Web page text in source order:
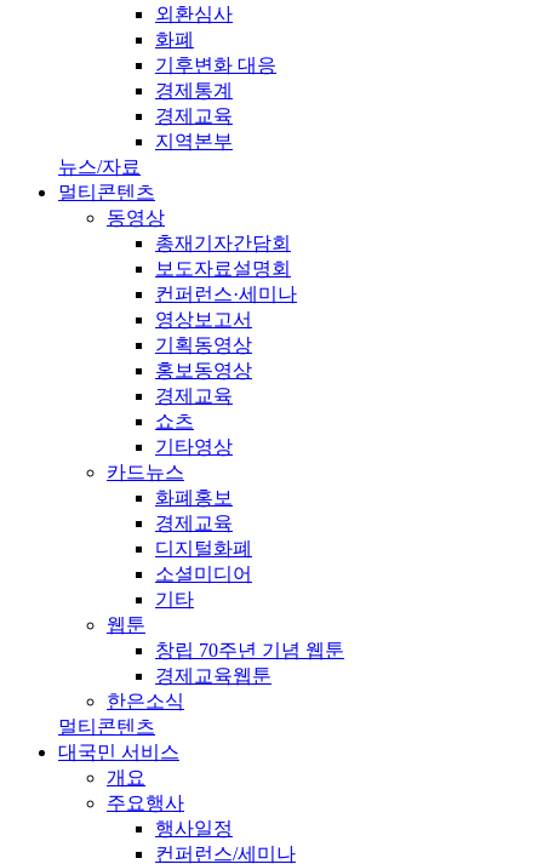
외환심사
화폐
기후변화 대응
경제통계
경제교육
지역본부
뉴스/자료
멀티콘텐츠
동영상
총재기자간담회
보도자료설명회
컨퍼런스·세미나
영상보고서
기획동영상
홍보동영상
경제교육
쇼츠
기타영상
카드뉴스
화폐홍보
경제교육
디지털화폐
소셜미디어
기타
웹툰
창립 70주년 기념 웹툰
경제교육웹툰
한은소식
멀티콘텐츠
대국민 서비스
개요
주요행사
행사일정
컨퍼런스/세미나